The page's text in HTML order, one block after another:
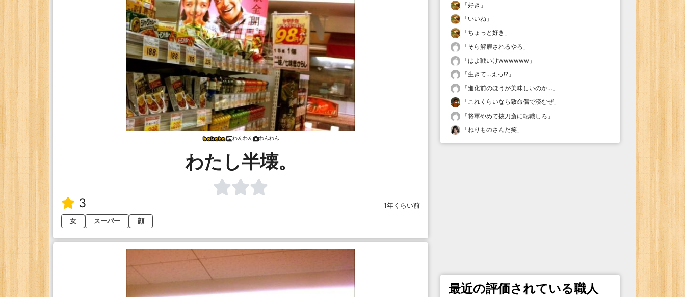
わんわん わんわん
わたし半壊。
3
1年くらい前
女
スーパー 顔
「好き 」
「いいね 」
「ちょっと好き 」
「そら解雇されるやろ 」
「はよ戦いけwwwwww 」
「生きて…えっ!? 」
「進化前のほうが美味しいのか… 」
「これくらいなら致命傷で済むぜ」
「将軍やめて抜刀斎に転職しろ 」
「ねりものさんだ笑 」
最近の評価されている職人